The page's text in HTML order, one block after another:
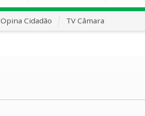
Opina Cidadão TV Câmara